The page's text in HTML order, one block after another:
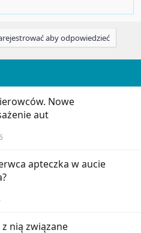
aby odpowiedzieć
Nowe
aut
apteczka w aucie
nią związane